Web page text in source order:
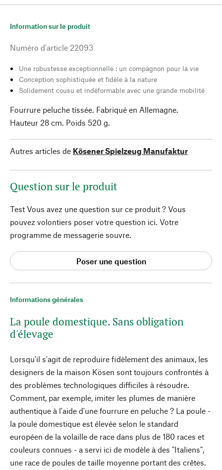
Informations générales
La poule domestique. Sans obligation
d'élevage
Lorsqu'il s'agit de reproduire fidèlement des animaux, les
designers de la maison Kösen sont toujours confrontés à
des problèmes technologiques difficiles à résoudre.
Comment, par exemple, imiter les plumes de manière
authentique à l'aide d'une fourrure en peluche ? La poule -
la poule domestique est élevée selon le standard
européen de la volaille de race dans plus de 180 races et
couleurs connues - a servi ici de modèle à des "Italiens",
une race de poules de taille moyenne portant des crêtes.
Information sur le produit
Numéro d'article 22093
Une robustesse exceptionnelle : un compagnon pour la vie
Conception sophistiquée et fidèle à la nature
Solidement cousu et indéformable avec une grande mobilité
Fourrure peluche tissée. Fabriqué en Allemagne.
Hauteur 28 cm. Poids 520 g.
Autres articles de Kösener Spielzeug Manufaktur
Question sur le produit
Test Vous avez une question sur ce produit ? Vous
pouvez volontiers poser votre question ici. Votre
programme de messagerie souvre.
Poser une question